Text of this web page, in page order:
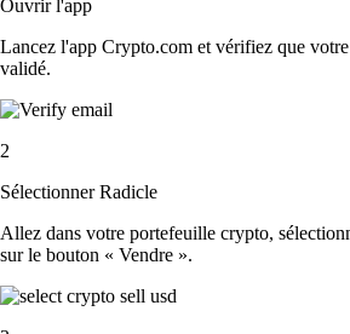
Ouvrir l'app
Lancez l'app Crypto.com et vérifiez que
validé.
2
Sélectionner Radicle
Allez dans votre portefeuille crypto,
sur le bouton « Vendre ».